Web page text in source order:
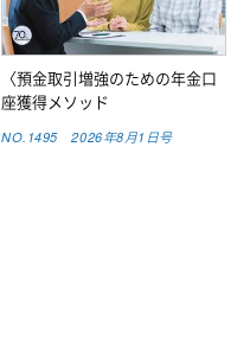
〈預金取引増強のための年金口
座獲得メソッド
NO.1495 2026年8月1日号